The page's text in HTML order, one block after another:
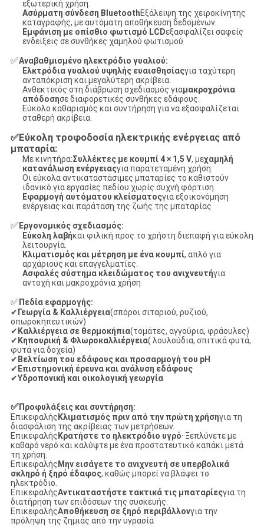
εξωτερική χρήση.
Ασύρματη σύνδεση BluetoothΕξάλειψη της χειροκίνητης
καταγραφής, με αυτόματη αποθήκευση δεδομένων.
Εμφάνιση με οπίσθιο φωτισμό LCDεξασφαλίζει σαφείς
ενδείξεις σε συνθήκες χαμηλού φωτισμού
✅Αναβαθμισμένο ηλεκτρόδιο γυαλιού:
Ελκτρόδια γυαλιού υψηλής ευαισθησίαςγια ταχύτερη
ανταπόκριση και μεγαλύτερη ακρίβεια.
Ανθεκτικός στη διάβρωση σχεδιασμός γιαμακροχρόνια
απόδοσησε διαφορετικές συνθήκες εδάφους.
Εύκολο καθαρισμός και συντήρηση για να εξασφαλίζεται
σταθερή ακρίβεια.
✅Εύκολη τροφοδοσία ηλεκτρικής ενέργειας από
μπαταρία:
Με κινητήρα:Συλλέκτες με κουμπί 4 × 1,5 V, μεχαμηλή
κατανάλωση ενέργειαςγια παρατεταμένη χρήση.
Οι εύκολα αντικαταστάσιμες μπαταρίες το καθιστούν
ιδανικό για εργασίες πεδίου χωρίς συχνή φόρτιση.
Εφαρμογή αυτόματου κλείσματοςγια εξοικονόμηση
ενέργειας και παράταση της ζωής της μπαταρίας
✅ Εργονομικός σχεδιασμός:
Εύκολη λαβήκαι φιλική προς το χρήστη διεπαφή για εύκολη
λειτουργία.
Κλιματισμός και μέτρηση με ένα κουμπί, απλό για
αρχάριους και επαγγελματίες.
Ασφαλές σύστημα κλειδώματος του ανιχνευτήγια
αντοχή και μακροχρόνια χρήση
✅ Πεδία εφαρμογής:
✔ Γεωργία & Καλλιέργεια(σπόροι σιταριού, ρυζιού,
οπωροκηπευτικών)
✔ Καλλιέργεια σε θερμοκήπια(τομάτες, αγγούρια, φράουλες)
✔ Κηπουρική & Φλωροκαλλιέργεια( λουλούδια, σπιτικά φυτά,
φυτά για δοχεία)
✔ Βελτίωση του εδάφους και προσαρμογή του pH
✔ Επιστημονική έρευνα και ανάλυση εδάφους
✔Υδροπονική και οικολογική γεωργία
✅Προφυλάξεις και συντήρηση:
Επικεφαλής Κλιματισμός πριν από την πρώτη χρήσηγια τη
διασφάλιση της ακρίβειας των μετρήσεων.
Επικεφαλής Κρατήστε το ηλεκτρόδιο υγρό· Ξεπλύνετε με
καθαρό νερό και καλύψτε με ένα προστατευτικό καπάκι μετά
τη χρήση.
Επικεφαλής Μην εισάγετε το ανιχνευτή σε υπερβολικά
σκληρό ή ξηρό έδαφος, καθώς μπορεί να βλάψει το
ηλεκτρόδιο.
ΕπικεφαλήςΑντικαταστήστε τακτικά τις μπαταρίεςγια τη
διατήρηση των επιδόσεων της συσκευής.
ΕπικεφαλήςΑποθήκευση σε ξηρό περιβάλλονγια την
πρόληψη της ζημιάς από την υγρασία